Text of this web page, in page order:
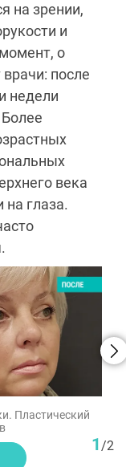
на зрении,
и
о
после
недели
века
на глаза.
Пластический
1/2